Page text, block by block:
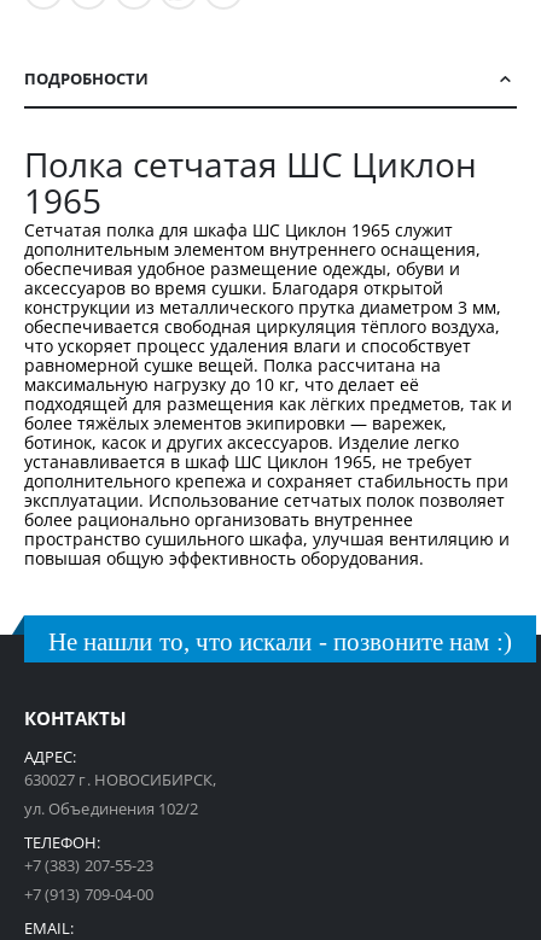
ПОДРОБНОСТИ
Полка сетчатая ШС Циклон
1965
Сетчатая полка для шкафа ШС Циклон 1965 служит
дополнительным элементом внутреннего оснащения,
обеспечивая удобное размещение одежды, обуви и
аксессуаров во время сушки. Благодаря открытой
конструкции из металлического прутка диаметром 3 мм,
обеспечивается свободная циркуляция тёплого воздуха,
что ускоряет процесс удаления влаги и способствует
равномерной сушке вещей. Полка рассчитана на
максимальную нагрузку до 10 кг, что делает её
подходящей для размещения как лёгких предметов, так и
более тяжёлых элементов экипировки — варежек,
ботинок, касок и других аксессуаров. Изделие легко
устанавливается в шкаф ШС Циклон 1965, не требует
дополнительного крепежа и сохраняет стабильность при
эксплуатации. Использование сетчатых полок позволяет
более рационально организовать внутреннее
пространство сушильного шкафа, улучшая вентиляцию и
повышая общую эффективность оборудования.
Не нашли то, что искали - позвоните нам :)
КОНТАКТЫ
АДРЕС:
630027 г. НОВОСИБИРСК,
ул. Объединения 102/2
ТЕЛЕФОН:
+7 (383) 207-55-23
+7 (913) 709-04-00
EMAIL: